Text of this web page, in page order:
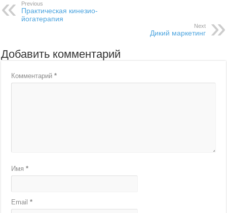
Previous
Практическая кинезио-
йогатерапия
Next
Дикий маркетинг
Добавить комментарий
Комментарий*
Имя*
Email*